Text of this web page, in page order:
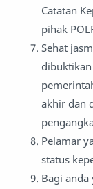
Catatan
pihak
Sehat
akhir dan
Pelamar
status
Bagi